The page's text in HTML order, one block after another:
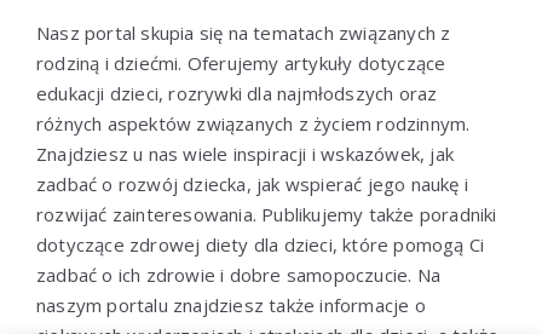
Nasz portal skupia się na tematach związanych z
rodziną i dziećmi. Oferujemy artykuły dotyczące
edukacji dzieci, rozrywki dla najmłodszych oraz
różnych aspektów związanych z życiem rodzinnym.
Znajdziesz u nas wiele inspiracji i wskazówek, jak
zadbać o rozwój dziecka, jak wspierać jego naukę i
rozwijać zainteresowania. Publikujemy także poradniki
dotyczące zdrowej diety dla dzieci, które pomogą Ci
zadbać o ich zdrowie i dobre samopoczucie. Na
naszym portalu znajdziesz także informacje o